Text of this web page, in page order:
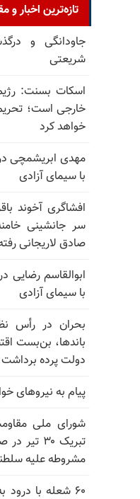
تازه‌ترین اخبار و
جاودانگی و
شریعتی
اسکات بسنت:
خارجی است؛
خواهد کرد
مهدی ابریشمچی
با سیمای آزادی
افشاگری آخوند
سر جانشینی
صادق لاریجانی
ابوالقاسم رضایی
با سیمای آزادی
بحران در رأس
باندها، بن‌بست
دولت پرده برداشت
پیام به نیروهای خواهان
شورای ملی
تبریک ۳۰
مشروطه علیه
۶۰ شعله با